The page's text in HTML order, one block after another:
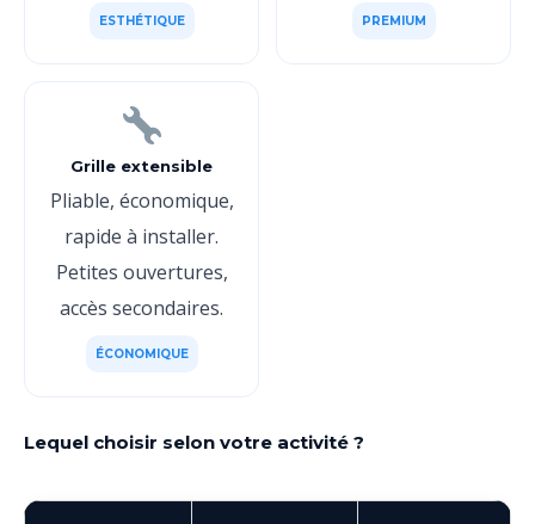
ESTHÉTIQUE PREMIUM
Grille extensible
Pliable, économique,
rapide à installer.
Petites ouvertures,
accès secondaires.
ÉCONOMIQUE
Lequel choisir selon votre activité ?